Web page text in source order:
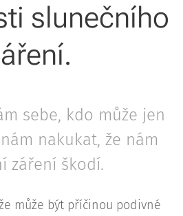
slunečního
sebe, kdo může jen
nakukat, že nám
záření škodí.
může být příčinou podivné